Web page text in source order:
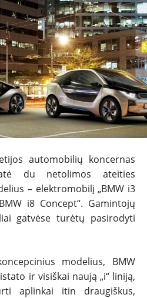
NAUJI
automobilių koncernas
du netolimos ateities
– elektromobilį „BMW i3
i8 Concept“. Gamintojų
gatvėse turėtų pasirodyti
modelius, BMW
ir visiškai naują „i“ liniją,
aplinkai itin draugiškus,